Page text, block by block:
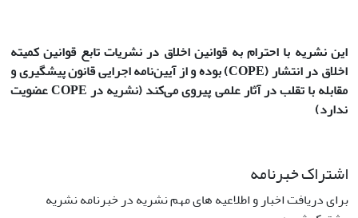
این نشریه با احترام به قوانین اخلاق در نشریات تابع قوانین کمیته
اخلاق در انتشار(COPE)بوده و از آیین‌نامه اجرایی قانون پیشگیری و
مقابله با تقلب در آثار علمی پیروی می‌کند (نشریه در COPE عضویت
ندارد)
اشتراک خبرنامه
برای دریافت اخبار و اطلاعیه های مهم نشریه در خبرنامه نشریه